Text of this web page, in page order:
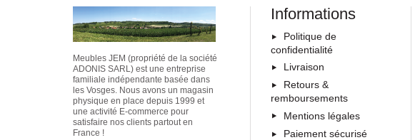
Meubles JEM (propriété de la société
ADONIS SARL) est une entreprise
familiale indépendante basée dans
les Vosges. Nous avons un magasin
physique en place depuis 1999 et
une activité E-commerce pour
satisfaire nos clients partout en
France !
Informations
Politique de
confidentialité
Livraison
Retours &
remboursements
Mentions légales
Paiement sécurisé